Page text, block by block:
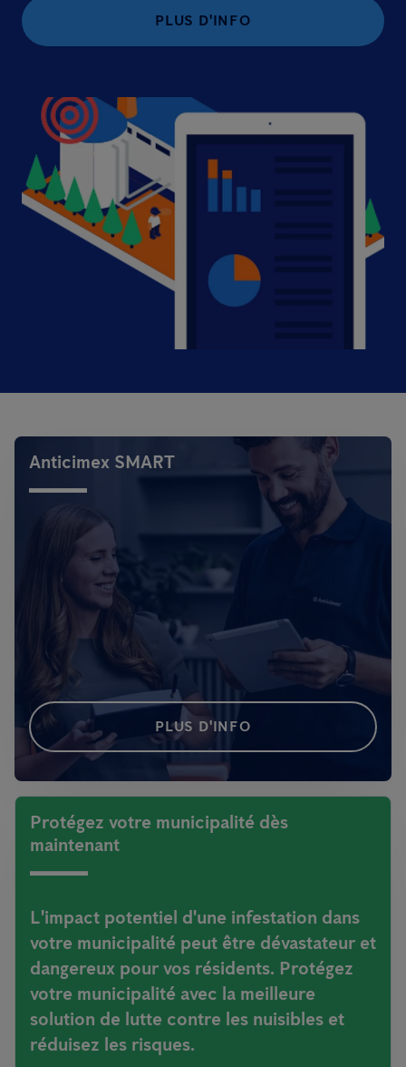
PLUS D'INFO
Anticimex SMART
PLUS D'INFO
Protégez votre municipalité dès
maintenant
L'impact potentiel d'une infestation dans
votre municipalité peut être dévastateur et
dangereux pour vos résidents. Protégez
votre municipalité avec la meilleure
solution de lutte contre les nuisibles et
réduisez les risques.